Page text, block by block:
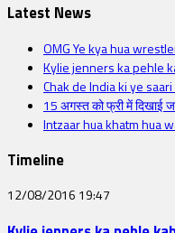
Latest News
OMG Ye kya hua
Kylie jenners ka pehle
Chak de India ki ye
15 अगस्त को फ्री में दिखाई
Intzaar hua khatm hua
Timeline
12/08/2016 19:47